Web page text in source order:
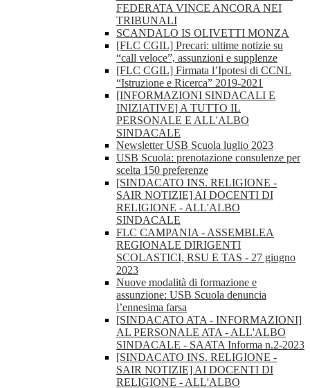
FEDERATA VINCE ANCORA NEI
TRIBUNALI
SCANDALO IS OLIVETTI MONZA
[FLC CGIL] Precari: ultime notizie su
“call veloce”, assunzioni e supplenze
[FLC CGIL] Firmata l’Ipotesi di CCNL
“Istruzione e Ricerca” 2019-2021
[INFORMAZIONI SINDACALI E
INIZIATIVE] A TUTTO IL
PERSONALE E ALL'ALBO
SINDACALE
Newsletter USB Scuola luglio 2023
USB Scuola: prenotazione consulenze per
scelta 150 preferenze
[SINDACATO INS. RELIGIONE -
SAIR NOTIZIE] AI DOCENTI DI
RELIGIONE - ALL'ALBO
SINDACALE
FLC CAMPANIA - ASSEMBLEA
REGIONALE DIRIGENTI
SCOLASTICI, RSU E TAS - 27 giugno
2023
Nuove modalità di formazione e
assunzione: USB Scuola denuncia
l’ennesima farsa
[SINDACATO ATA - INFORMAZIONI]
AL PERSONALE ATA - ALL'ALBO
SINDACALE - SAATA Informa n.2-2023
[SINDACATO INS. RELIGIONE -
SAIR NOTIZIE] AI DOCENTI DI
RELIGIONE - ALL'ALBO